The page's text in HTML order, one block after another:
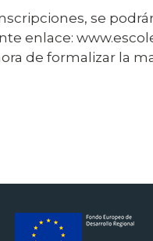
se
enlace:
de formalizar la